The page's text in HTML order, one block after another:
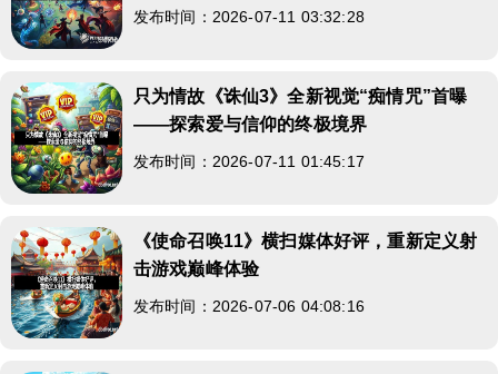
发布时间：2026-07-11 03:32:28
只为情故《诛仙3》全新视觉“痴情咒”首曝
——探索爱与信仰的终极境界
发布时间：2026-07-11 01:45:17
《使命召唤11》横扫媒体好评，重新定义射
击游戏巅峰体验
发布时间：2026-07-06 04:08:16